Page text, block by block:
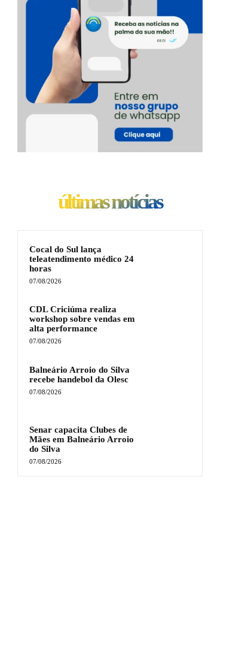
últimas notícias
Cocal do Sul lança
teleatendimento médico 24
horas
07/08/2026
CDL Criciúma realiza
workshop sobre vendas em
alta performance
07/08/2026
Balneário Arroio do Silva
recebe handebol da Olesc
07/08/2026
Senar capacita Clubes de
Mães em Balneário Arroio
do Silva
07/08/2026